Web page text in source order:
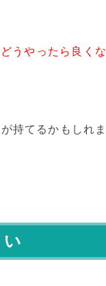
うやったら良くな
持てるかもしれま